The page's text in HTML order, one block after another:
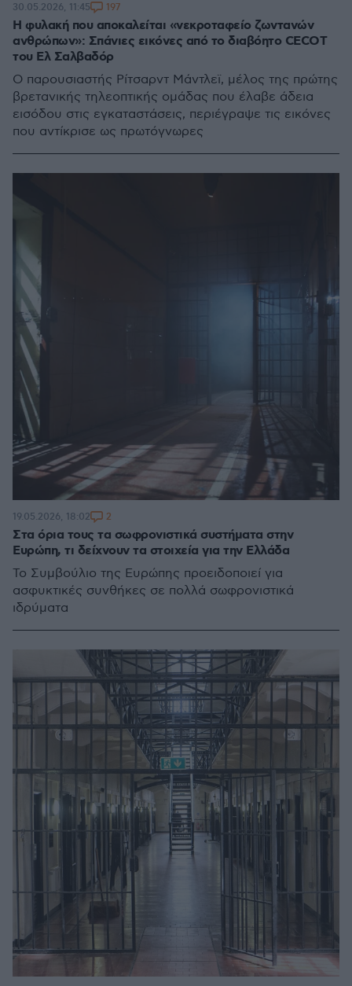
Η φυλακή που αποκαλείται «νεκροταφείο ζωντανών
ανθρώπων»: Σπάνιες εικόνες από το διαβόητο CECOT
του Ελ Σαλβαδόρ
Ο παρουσιαστής Ρίτσαρντ Μάντλεϊ, μέλος της πρώτης
βρετανικής τηλεοπτικής ομάδας που έλαβε άδεια
εισόδου στις εγκαταστάσεις, περιέγραψε τις εικόνες
που αντίκρισε ως πρωτόγνωρες
30.05.2026, 11:45 197
Στα όρια τους τα σωφρονιστικά συστήματα στην
Ευρώπη, τι δείχνουν τα στοιχεία για την Ελλάδα
Το Συμβούλιο της Ευρώπης προειδοποιεί για
ασφυκτικές συνθήκες σε πολλά σωφρονιστικά
ιδρύματα
19.05.2026, 18:02 2